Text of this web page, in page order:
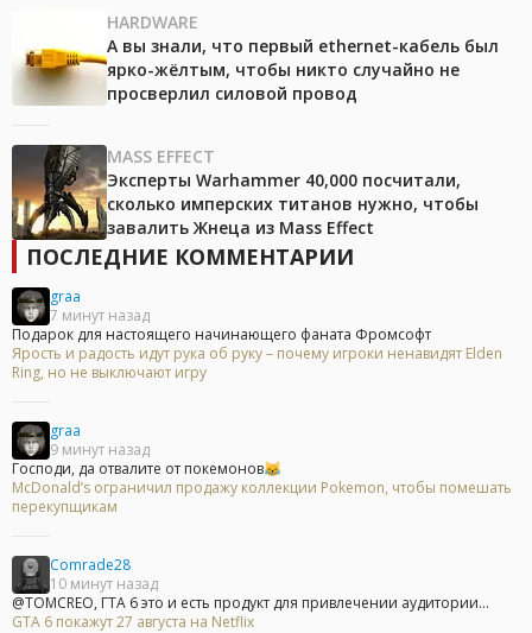
HARDWARE
А вы знали, что первый ethernet-кабель был
ярко-жёлтым, чтобы никто случайно не
просверлил силовой провод
MASS EFFECT
Эксперты Warhammer 40,000 посчитали,
сколько имперских титанов нужно, чтобы
завалить Жнеца из Mass Effect
ПОСЛЕДНИЕ КОММЕНТАРИИ
graa
7 минут назад
Подарок для настоящего начинающего фаната Фромсофт
Ярость и радость идут рука об руку – почему игроки ненавидят Elden
Ring, но не выключают игру
graa
9 минут назад
Господи, да отвалите от покемонов😹
McDonald’s ограничил продажу коллекции Pokemon, чтобы помешать
перекупщикам
Comrade28
10 минут назад
@TOMCREO, ГТА 6 это и есть продукт для привлечении аудитории...
GTA 6 покажут 27 августа на Netflix